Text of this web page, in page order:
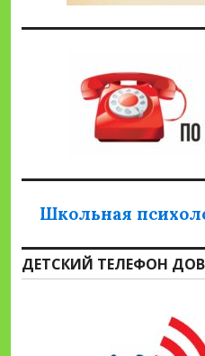
Школьная
ДЕТСКИЙ ТЕЛЕФОН